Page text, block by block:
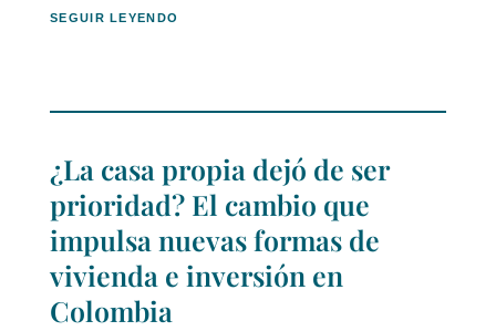
SEGUIR LEYENDO
¿La casa propia dejó de ser
prioridad? El cambio que
impulsa nuevas formas de
vivienda e inversión en
Colombia